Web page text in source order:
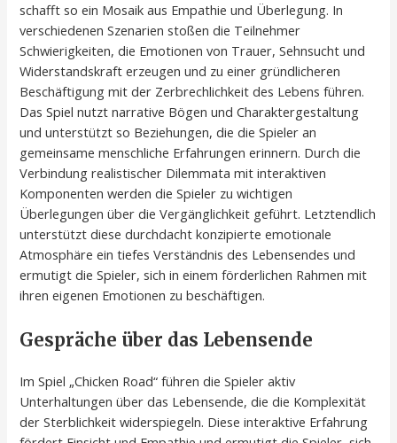
schafft so ein Mosaik aus Empathie und Überlegung. In
verschiedenen Szenarien stoßen die Teilnehmer
Schwierigkeiten, die Emotionen von Trauer, Sehnsucht und
Widerstandskraft erzeugen und zu einer gründlicheren
Beschäftigung mit der Zerbrechlichkeit des Lebens führen.
Das Spiel nutzt narrative Bögen und Charaktergestaltung
und unterstützt so Beziehungen, die die Spieler an
gemeinsame menschliche Erfahrungen erinnern. Durch die
Verbindung realistischer Dilemmata mit interaktiven
Komponenten werden die Spieler zu wichtigen
Überlegungen über die Vergänglichkeit geführt. Letztendlich
unterstützt diese durchdacht konzipierte emotionale
Atmosphäre ein tiefes Verständnis des Lebensendes und
ermutigt die Spieler, sich in einem förderlichen Rahmen mit
ihren eigenen Emotionen zu beschäftigen.
Gespräche über das Lebensende
Im Spiel „Chicken Road“ führen die Spieler aktiv
Unterhaltungen über das Lebensende, die die Komplexität
der Sterblichkeit widerspiegeln. Diese interaktive Erfahrung